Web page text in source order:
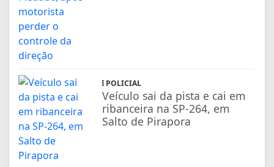
POLICIAL
Veículo sai da pista e cai em
ribanceira na SP-264, em
Salto de Pirapora